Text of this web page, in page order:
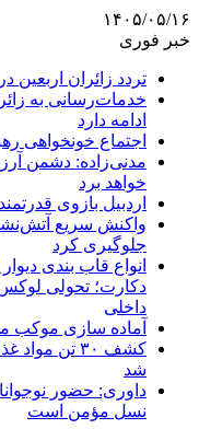
۱۴۰۵/۰۵/۱۶
خبر فوری
تردد زائران اربعین در
خدمات‌رسانی به
ادامه دارد
اجتماع خونخواهی
مدنی‌زاده: دشمن
خواهد برد
اردبیل بازوی
واکنش سریع
جلوگیری کرد
انواع قاب بندی
دکارت؛ تحولی
داخلی
آماده سازی موکب
کشف ۳۰ تن
شد
داوری: حضور
نسل مؤمن است